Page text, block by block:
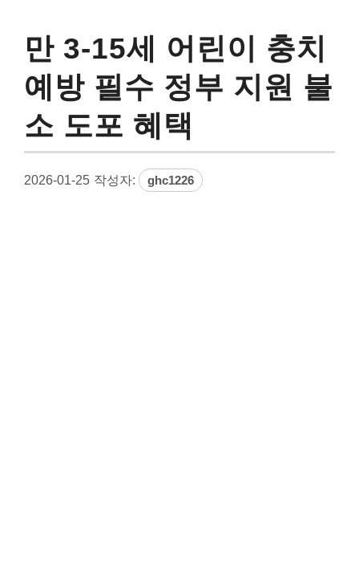
만 3-15세 어린이 충치
예방 필수 정부 지원 불
소 도포 혜택
2026-01-25 작성자: ghc1226